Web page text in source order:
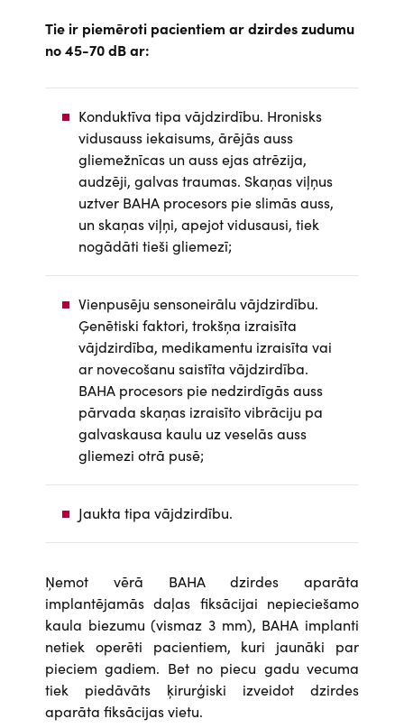
Tie ir piemēroti pacientiem ar dzirdes zudumu
no 45-70 dB ar:
Konduktīva tipa vājdzirdību. Hronisks
vidusauss iekaisums, ārējās auss
gliemežnīcas un auss ejas atrēzija,
audzēji, galvas traumas. Skaņas viļņus
uztver BAHA procesors pie slimās auss,
un skaņas viļņi, apejot vidusausi, tiek
nogādāti tieši gliemezī;
Vienpusēju sensoneirālu vājdzirdību.
Ģenētiski faktori, trokšņa izraisīta
vājdzirdība, medikamentu izraisīta vai
ar novecošanu saistīta vājdzirdība.
BAHA procesors pie nedzirdīgās auss
pārvada skaņas izraisīto vibrāciju pa
galvaskausa kaulu uz veselās auss
gliemezi otrā pusē;
Jaukta tipa vājdzirdību.
Ņemot vērā BAHA dzirdes aparāta
implantējamās daļas fiksācijai nepieciešamo
kaula biezumu (vismaz 3 mm), BAHA implanti
netiek operēti pacientiem, kuri jaunāki par
pieciem gadiem. Bet no piecu gadu vecuma
tiek piedāvāts ķirurģiski izveidot dzirdes
aparāta fiksācijas vietu.